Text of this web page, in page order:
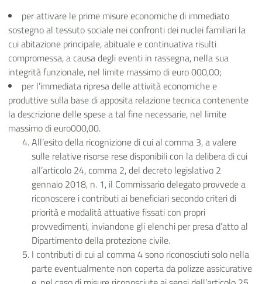
per attivare le prime misure economiche di immediato
sostegno al tessuto sociale nei confronti dei nuclei familiari la
cui abitazione principale, abituale e continuativa risulti
compromessa, a causa degli eventi in rassegna, nella sua
integrità funzionale, nel limite massimo di euro 000,00;
per l’immediata ripresa delle attività economiche e
produttive sulla base di apposita relazione tecnica contenente
la descrizione delle spese a tal fine necessarie, nel limite
massimo di euro000,00.
All’esito della ricognizione di cui al comma 3, a valere
sulle relative risorse rese disponibili con la delibera di cui
all’articolo 24, comma 2, del decreto legislativo 2
gennaio 2018, n. 1, il Commissario delegato provvede a
riconoscere i contributi ai beneficiari secondo criteri di
priorità e modalità attuative fissati con propri
provvedimenti, inviandone gli elenchi per presa d’atto al
Dipartimento della protezione civile.
I contributi di cui al comma 4 sono riconosciuti solo nella
parte eventualmente non coperta da polizze assicurative